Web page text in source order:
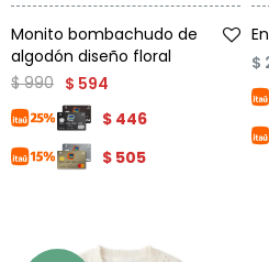
Monito bombachudo de
algodón diseño floral
$ 594
$ 990
$ 446
$ 505
$